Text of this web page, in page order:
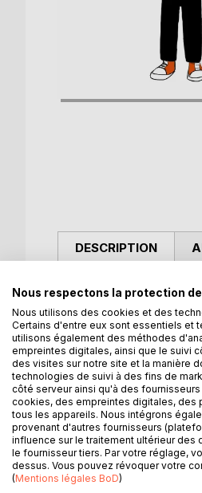
DESCRIPTION
Découvrez une
plongeront dans
Nous respectons la protection
Nous utilisons des cookies et des
Certains d'entre eux sont essentiels et
utilisons également des méthodes
empreintes digitales, ainsi que le suivi
des visites sur notre site et la manière
technologies de suivi à des fins de
côté serveur ainsi qu'à des
cookies, des empreintes digitales, des
tous les appareils. Nous intégrons
provenant d'autres fournisseurs
influence sur le traitement ultérieur des
le fournisseur tiers. Par votre réglage,
dessus. Vous pouvez révoquer votre
(Mentions légales BoD)